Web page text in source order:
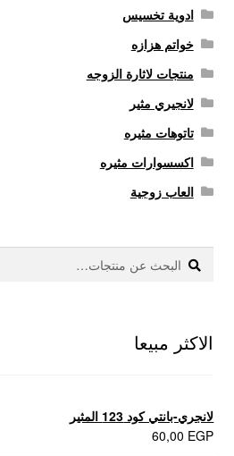
ادوية تخسيس
خواتم هزازه
منتجات لاثارة الزوجه
لانجيري مثير
تاتوهات مثيره
اكسسوارات مثيره
العاب زوجية
البحث
عن:
بحث
الاكثر مبيعا
لانجري-بانتي كود 123 المثير
60,00 EGP